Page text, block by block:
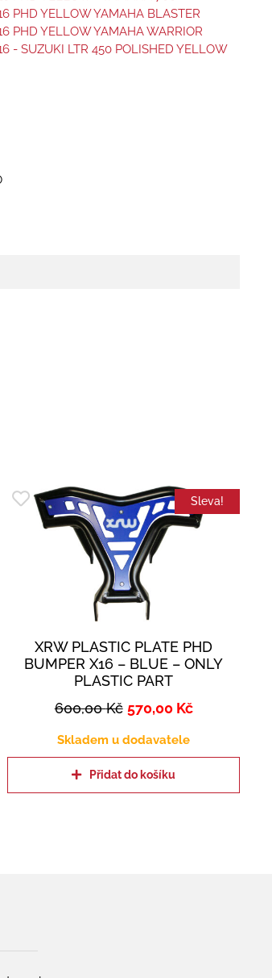
PHD YELLOW YAMAHA BLASTER
PHD YELLOW YAMAHA WARRIOR
- SUZUKI LTR 450 POLISHED YELLOW
Sleva!
XRW PLASTIC PLATE PHD
BUMPER X16 – BLUE – ONLY
PLASTIC PART
600,00Kč 570,00 Kč
Skladem u dodavatele
Přidat do košíku